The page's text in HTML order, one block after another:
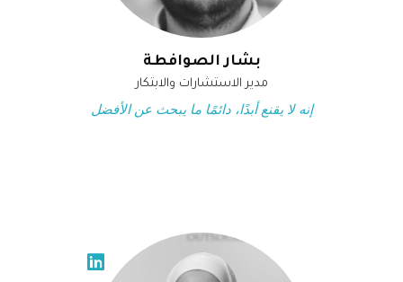
بشار الصوافطة
مدير الاستشارات والابتكار
إنه لا يقنع أبدًا، دائمًا ما يبحث عن الأفضل